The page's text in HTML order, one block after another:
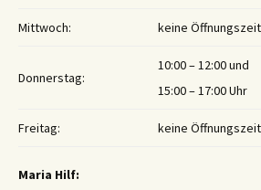
Mittwoch: keine
Donnerstag:
10:00 – 12:00 und
15:00 – 17:00 Uhr
Freitag: keine
Maria Hilf: